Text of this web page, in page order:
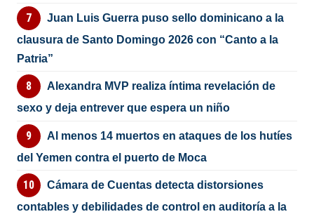
Juan Luis Guerra puso sello dominicano a la
clausura de Santo Domingo 2026 con “Canto a la
Patria”
Alexandra MVP realiza íntima revelación de
sexo y deja entrever que espera un niño
Al menos 14 muertos en ataques de los hutíes
del Yemen contra el puerto de Moca
Cámara de Cuentas detecta distorsiones
contables y debilidades de control en auditoría a la